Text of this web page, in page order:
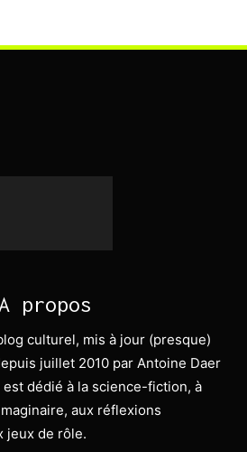
A propos
culturel, mis à jour (presque)
juillet 2010 par Antoine Daer
est dédié à la science-fiction, à
aux réflexions
jeux de rôle.